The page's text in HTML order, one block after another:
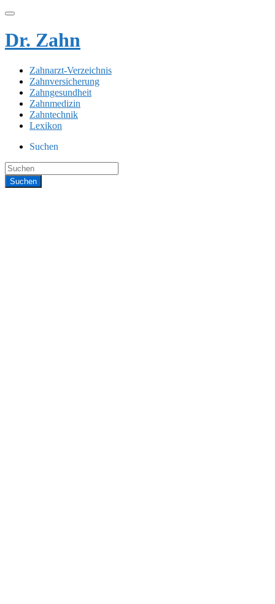
Dr. Zahn
Zahnarzt-Verzeichnis
Zahnversicherung
Zahngesundheit
Zahnmedizin
Zahntechnik
Lexikon
Suchen